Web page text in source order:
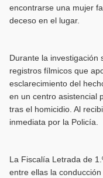
encontrarse una mujer
deceso en el lugar.
Durante la investigación
registros fílmicos que
esclarecimiento del
en un centro asistencial
tras el homicidio. Al
inmediata por la Policía.
La Fiscalía Letrada de
entre ellas la